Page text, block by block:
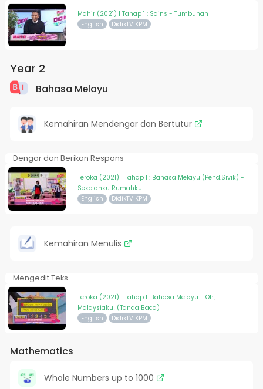
Mahir (2021) | Tahap 1 : Sains - Tumbuhan
English DidikTV KPM
Year 2
Bahasa Melayu
Kemahiran Mendengar dan Bertutur
Dengar dan Berikan Respons
Teroka (2021) | Tahap I : Bahasa Melayu (Pend.Sivik) -
Sekolahku Rumahku
English DidikTV KPM
Kemahiran Menulis
Mengedit Teks
Teroka (2021) | Tahap I: Bahasa Melayu - Oh,
Malaysiaku! (Tanda Baca)
English DidikTV KPM
Mathematics
Whole Numbers up to 1000